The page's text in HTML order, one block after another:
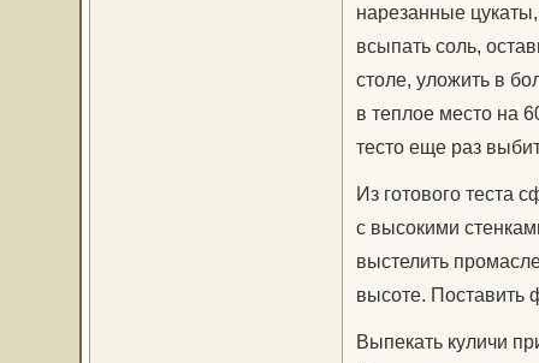
нарезанные
всыпать соль,
столе, уложить в
в теплое место на
тесто еще раз
Из готового теста
с высокими
выстелить
высоте. Поставить
Выпекать куличи